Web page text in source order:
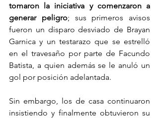
tomaron la iniciativa y comenzaron a
generar peligro; sus primeros avisos
fueron un disparo desviado de Brayan
Garnica y un testarazo que se estrelló
en el travesaño por parte de Facundo
Batista, a quien además se le anuló un
gol por posición adelantada.
Sin embargo, los de casa continuaron
insistiendo y finalmente obtuvieron su